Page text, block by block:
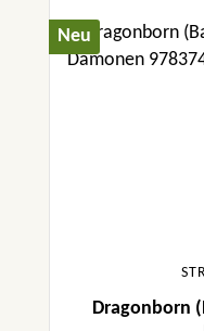
Neu
Dragonborn